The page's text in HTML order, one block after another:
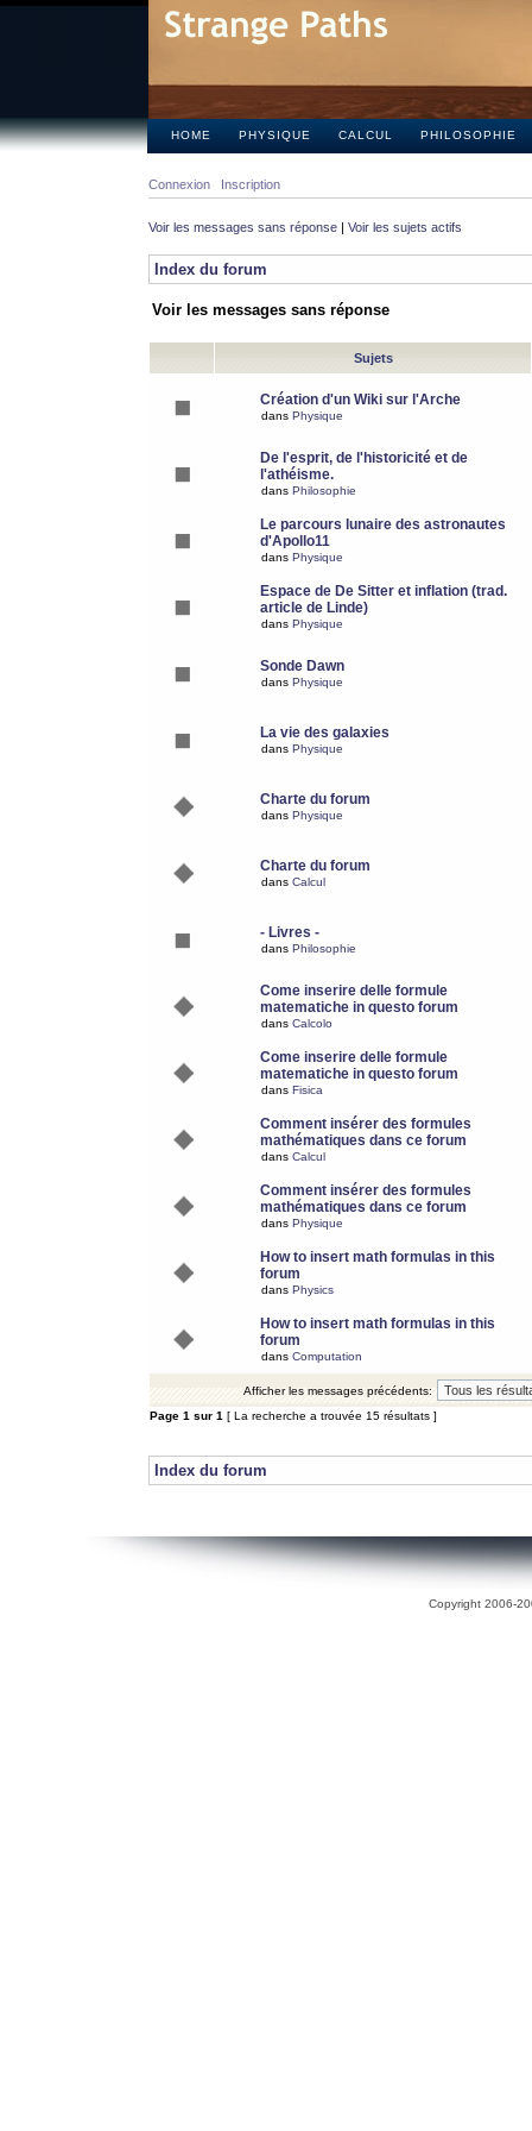
HOME PHYSIQUE CALCUL PHILOSOPHIE
Connexion Inscription
Voir les messages sans réponse | Voir les sujets actifs
Index du forum
Voir les messages sans réponse
Sujets
Création d'un Wiki sur l'Arche
dans Physique
De l'esprit, de l'historicité et de
l'athéisme.
dans Philosophie
Le parcours lunaire des astronautes
d'Apollo11
dans Physique
Espace de De Sitter et inflation (trad.
article de Linde)
dans Physique
Sonde Dawn
dans Physique
La vie des galaxies
dans Physique
Charte du forum
dans Physique
Charte du forum
dans Calcul
- Livres -
dans Philosophie
Come inserire delle formule
matematiche in questo forum
dans Calcolo
Come inserire delle formule
matematiche in questo forum
dans Fisica
Comment insérer des formules
mathématiques dans ce forum
dans Calcul
Comment insérer des formules
mathématiques dans ce forum
dans Physique
How to insert math formulas in this
forum
dans Physics
How to insert math formulas in this
forum
dans Computation
Afficher les messages précédents:
Page 1 sur 1 [ La recherche a trouvée 15 résultats ]
Index du forum
Copyright 2006-